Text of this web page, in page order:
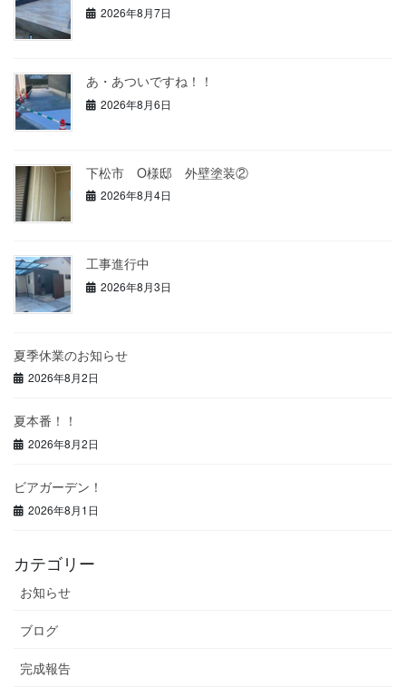
2026年8月7日
あ・あついですね！！
2026年8月6日
下松市 O様邸 外壁塗装②
2026年8月4日
工事進行中
2026年8月3日
夏季休業のお知らせ
2026年8月2日
夏本番！！
2026年8月2日
ビアガーデン！
2026年8月1日
カテゴリー
お知らせ
ブログ
完成報告